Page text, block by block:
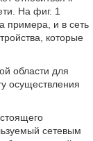
На фиг. 1
примера, и в сеть
которые
области для
осуществления
сетевым